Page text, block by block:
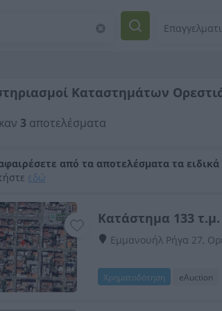
Καταστημάτων
3 αποτελέσματα
από τα αποτελέσματα τα
εδώ
Κατάστημα 133 τ.μ.
Εμμανουήλ Ρήγα 27,
Χρηματοδότηση eAuction